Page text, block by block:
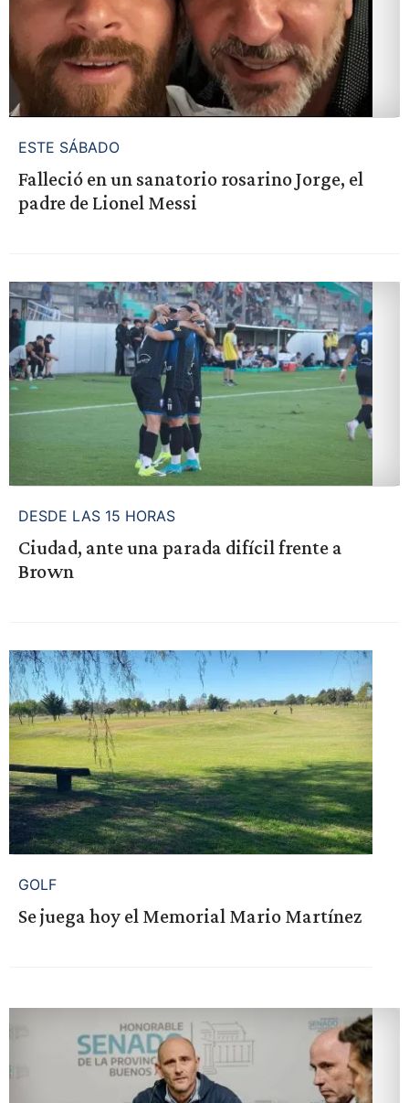
ESTE SÁBADO
Falleció en un sanatorio rosarino Jorge, el
padre de Lionel Messi
DESDE LAS 15 HORAS
Ciudad, ante una parada difícil frente a
Brown
GOLF
Se juega hoy el Memorial Mario Martínez